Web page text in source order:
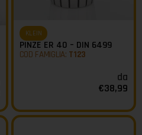
KLEIN
PINZE ER 40 – DIN 6499
COD FAMIGLIA: T123
da
€38,99